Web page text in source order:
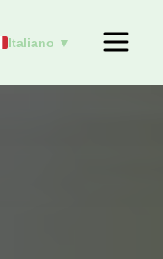
Italiano ▼